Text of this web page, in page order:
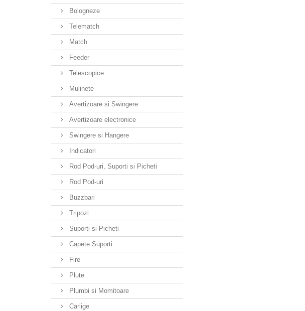
Bologneze
Telematch
Match
Feeder
Telescopice
Mulinete
Avertizoare si Swingere
Avertizoare electronice
Swingere si Hangere
Indicatori
Rod Pod-uri, Suporti si Picheti
Rod Pod-uri
Buzzbari
Tripozi
Suporti si Picheti
Capete Suporti
Fire
Plute
Plumbi si Momitoare
Carlige